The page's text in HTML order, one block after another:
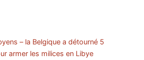
– la Belgique a détourné 5
armer les milices en Libye